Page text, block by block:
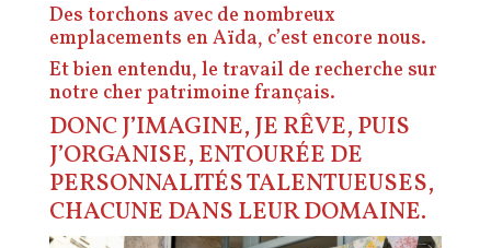
Des torchons avec de nombreux
emplacements en Aïda, c’est encore nous.
Et bien entendu, le travail de recherche sur
notre cher patrimoine français.
DONC J’IMAGINE, JE RÊVE, PUIS
J’ORGANISE, ENTOURÉE DE
PERSONNALITÉS TALENTUEUSES,
CHACUNE DANS LEUR DOMAINE.